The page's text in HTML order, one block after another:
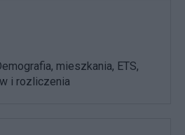
mieszkania, ETS,
i rozliczenia